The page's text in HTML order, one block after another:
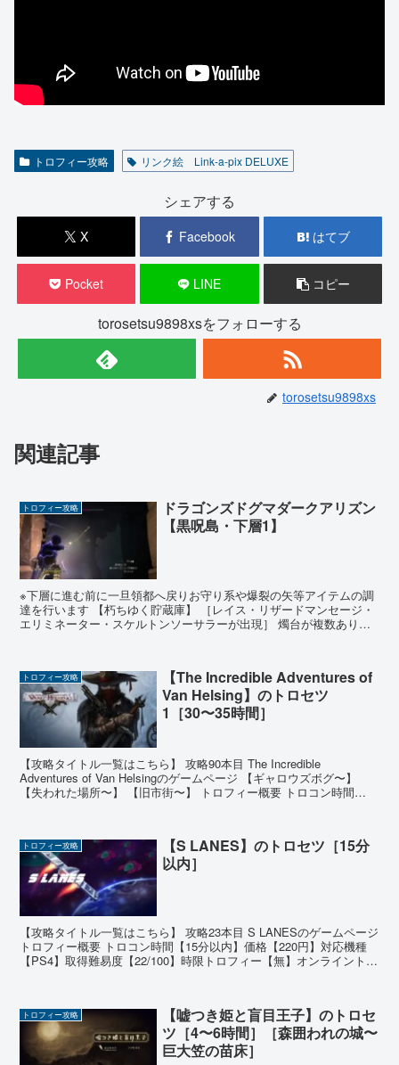
トロフィー攻略 リンク絵 Link-a-pix DELUXE
シェアする
X Facebook はてブ
Pocket LINE コピー
torosetsu9898xsをフォローする
torosetsu9898xs
関連記事
トロフィー攻略
ドラゴンズドグマダークアリズン
【黒呪島・下層1】
※下層に進む前に一旦領都へ戻りお守り系や爆裂の矢等アイテムの調
達を行います 【朽ちゆく貯蔵庫】 ［レイス・リザードマンセージ・
エリミネーター・スケルトンソーサラーが出現］ 燭台が複数あり
トロフィー攻略
【The Incredible Adventures of
Van Helsing】のトロセツ
1［30〜35時間］
【攻略タイトル一覧はこちら】 攻略90本目 The Incredible
Adventures of Van Helsingのゲームページ 【ギャロウズボグ〜】
【失われた場所〜】 【旧市街〜】 トロフィー概要 トロコン時間
トロフィー攻略
【S LANES】のトロセツ［15分
以内］
【攻略タイトル一覧はこちら】 攻略23本目 S LANESのゲームページ
トロフィー概要 トロコン時間【15分以内】価格【220円】対応機種
【PS4】取得難易度【22/100】時限トロフィー【無】オンライントロ
トロフィー攻略
【嘘つき姫と盲目王子】のトロセ
ツ［4〜6時間］［森囲われの城〜
巨大笠の苗床］